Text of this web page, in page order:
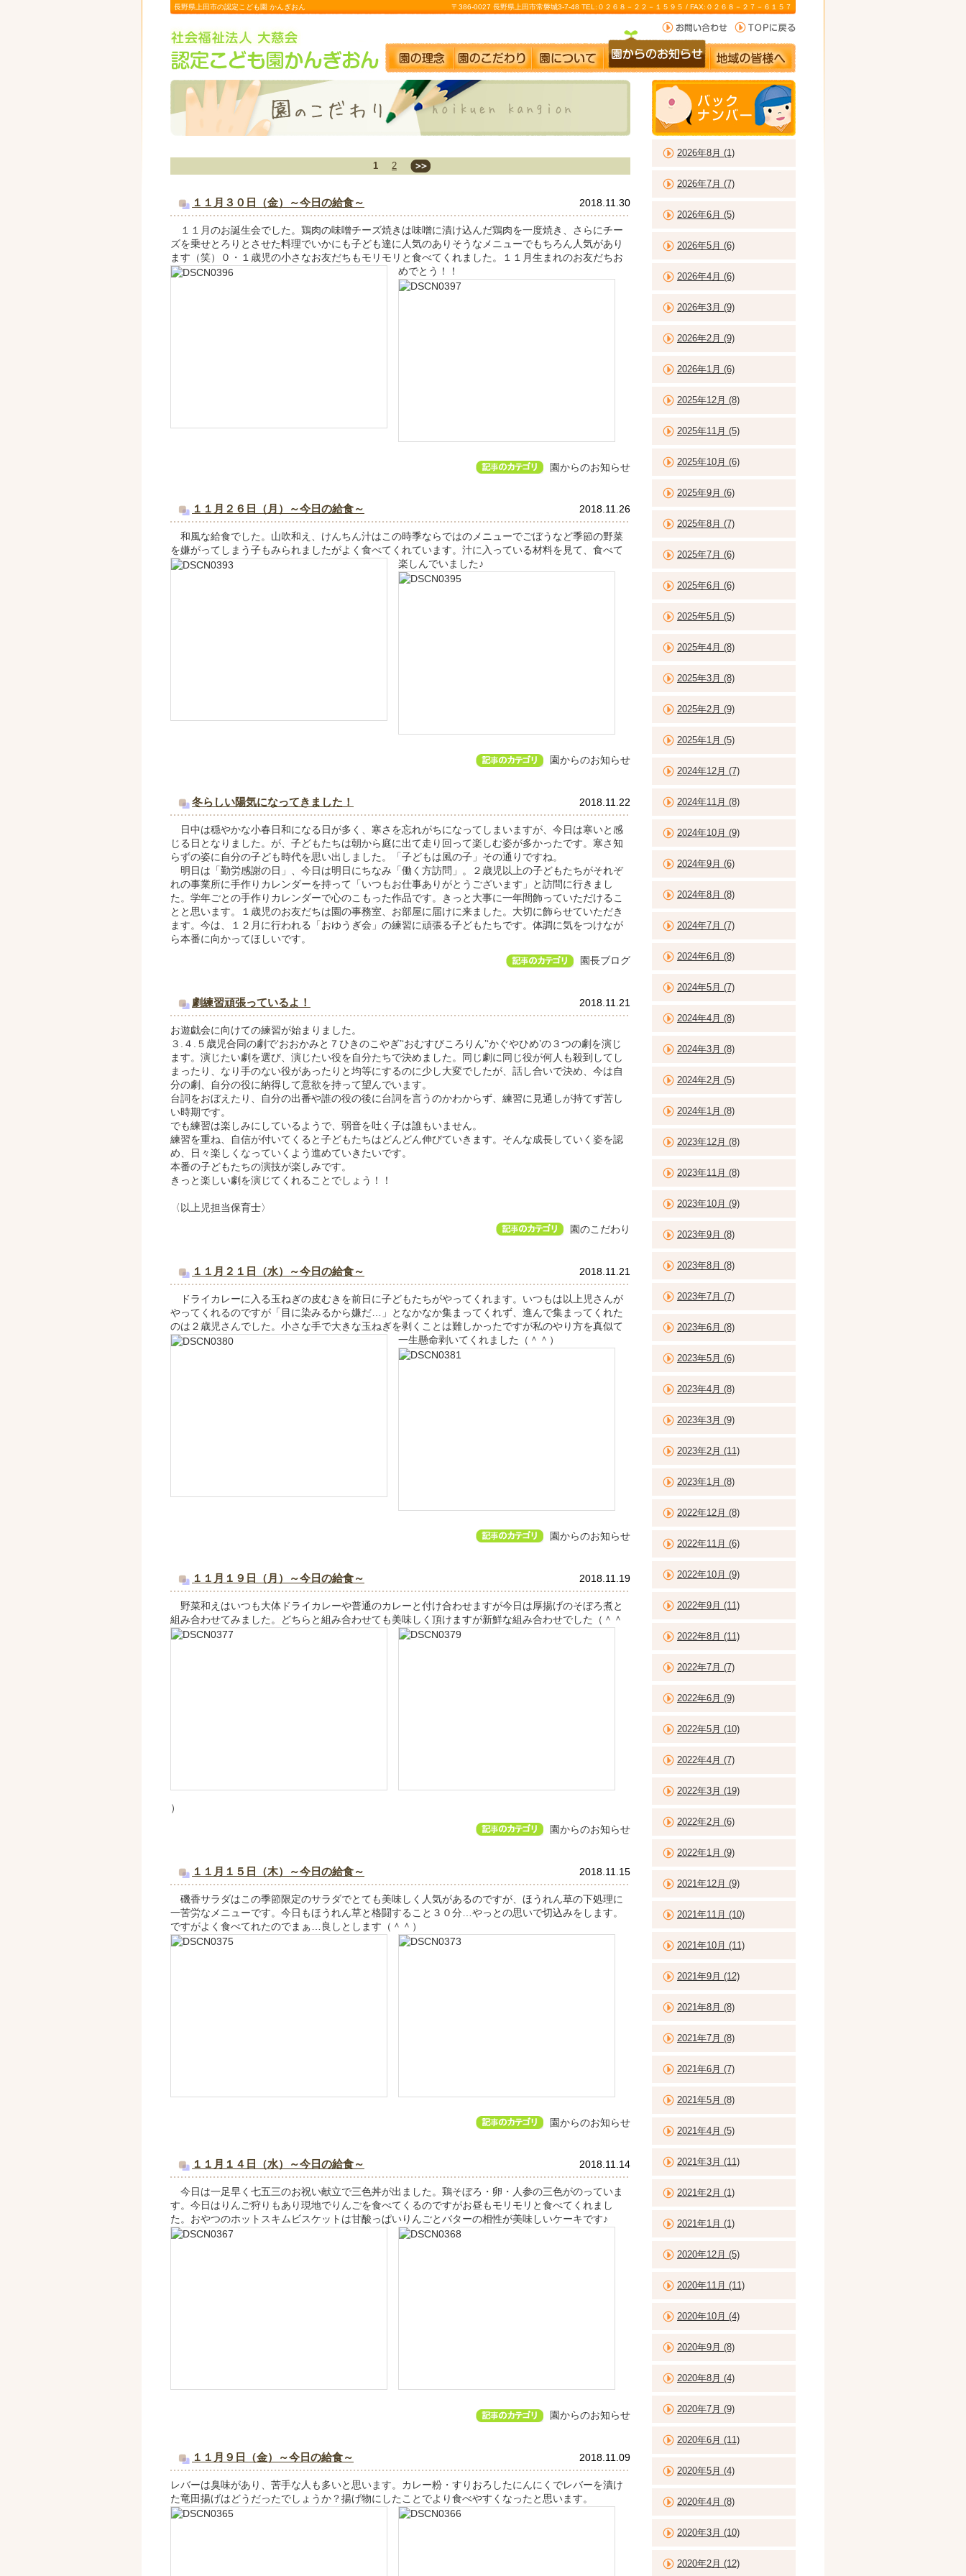
長野県上田市の認定こども園 かんぎおん 〒386-0027 長野県上田市常磐城3-7-48 TEL:０２６８－２２－１５９５ / FAX:０２６８－２７－６１５７
1 2
１１月３０日（金）～今日の給食～ 2018.11.30
１１月のお誕生会でした。鶏肉の味噌チーズ焼きは味噌に漬け込んだ鶏肉を一度焼き、さらにチー
ズを乗せとろりとさせた料理でいかにも子ども達に人気のありそうなメニューでもちろん人気があり
ます（笑）０・１歳児の小さなお友だちもモリモリと食べてくれました。１１月生まれのお友だちお
めでとう！！
園からのお知らせ
１１月２６日（月）～今日の給食～ 2018.11.26
和風な給食でした。山吹和え、けんちん汁はこの時季ならではのメニューでごぼうなど季節の野菜
を嫌がってしまう子もみられましたがよく食べてくれています。汁に入っている材料を見て、食べて
楽しんでいました♪
園からのお知らせ
冬らしい陽気になってきました！ 2018.11.22
日中は穏やかな小春日和になる日が多く、寒さを忘れがちになってしまいますが、今日は寒いと感
じる日となりました。が、子どもたちは朝から庭に出て走り回って楽しむ姿が多かったです。寒さ知
らずの姿に自分の子ども時代を思い出しました。「子どもは風の子」その通りですね。
明日は「勤労感謝の日」、今日は明日にちなみ「働く方訪問」。２歳児以上の子どもたちがそれぞ
れの事業所に手作りカレンダーを持って「いつもお仕事ありがとうございます」と訪問に行きまし
た。学年ごとの手作りカレンダーで心のこもった作品です。きっと大事に一年間飾っていただけるこ
とと思います。１歳児のお友だちは園の事務室、お部屋に届けに来ました。大切に飾らせていただき
ます。今は、１２月に行われる「おゆうぎ会」の練習に頑張る子どもたちです。体調に気をつけなが
ら本番に向かってほしいです。
園長ブログ
劇練習頑張っているよ！ 2018.11.21
お遊戯会に向けての練習が始まりました。
３.４.５歳児合同の劇で‘おおかみと７ひきのこやぎ’‘おむすびころりん’‘かぐやひめ’の３つの劇を演じ
ます。演じたい劇を選び、演じたい役を自分たちで決めました。同じ劇に同じ役が何人も殺到してし
まったり、なり手のない役があったりと均等にするのに少し大変でしたが、話し合いで決め、今は自
分の劇、自分の役に納得して意欲を持って望んでいます。
台詞をおぼえたり、自分の出番や誰の役の後に台詞を言うのかわからず、練習に見通しが持てず苦し
い時期です。
でも練習は楽しみにしているようで、弱音を吐く子は誰もいません。
練習を重ね、自信が付いてくると子どもたちはどんどん伸びていきます。そんな成長していく姿を認
め、日々楽しくなっていくよう進めていきたいです。
本番の子どもたちの演技が楽しみです。
きっと楽しい劇を演じてくれることでしょう！！
〈以上児担当保育士〉
園のこだわり
１１月２１日（水）～今日の給食～ 2018.11.21
ドライカレーに入る玉ねぎの皮むきを前日に子どもたちがやってくれます。いつもは以上児さんが
やってくれるのですが「目に染みるから嫌だ…」となかなか集まってくれず、進んで集まってくれた
のは２歳児さんでした。小さな手で大きな玉ねぎを剥くことは難しかったですが私のやり方を真似て
一生懸命剥いてくれました（＾＾ ）
園からのお知らせ
１１月１９日（月）～今日の給食～ 2018.11.19
野菜和えはいつも大体ドライカレーや普通のカレーと付け合わせますが今日は厚揚げのそぼろ煮と
組み合わせてみました。どちらと組み合わせても美味しく頂けますが新鮮な組み合わせでした（＾＾
）
園からのお知らせ
１１月１５日（木）～今日の給食～ 2018.11.15
磯香サラダはこの季節限定のサラダでとても美味しく人気があるのですが、ほうれん草の下処理に
一苦労なメニューです。今日もほうれん草と格闘すること３０分…やっとの思いで切込みをします。
ですがよく食べてれたのでまぁ…良しとします（＾＾ ）
園からのお知らせ
１１月１４日（水）～今日の給食～ 2018.11.14
今日は一足早く七五三のお祝い献立で三色丼が出ました。鶏そぼろ・卵・人参の三色がのっていま
す。今日はりんご狩りもあり現地でりんごを食べてくるのですがお昼もモリモリと食べてくれまし
た。おやつのホットスキムビスケットは甘酸っぱいりんごとバターの相性が美味しいケーキです♪
園からのお知らせ
１１月９日（金）～今日の給食～ 2018.11.09
レバーは臭味があり、苦手な人も多いと思います。カレー粉・すりおろしたにんにくでレバーを漬け
た竜田揚げはどうだったでしょうか？揚げ物にしたことでより食べやすくなったと思います。
2026年8月 (1)
2026年7月 (7)
2026年6月 (5)
2026年5月 (6)
2026年4月 (6)
2026年3月 (9)
2026年2月 (9)
2026年1月 (6)
2025年12月 (8)
2025年11月 (5)
2025年10月 (6)
2025年9月 (6)
2025年8月 (7)
2025年7月 (6)
2025年6月 (6)
2025年5月 (5)
2025年4月 (8)
2025年3月 (8)
2025年2月 (9)
2025年1月 (5)
2024年12月 (7)
2024年11月 (8)
2024年10月 (9)
2024年9月 (6)
2024年8月 (8)
2024年7月 (7)
2024年6月 (8)
2024年5月 (7)
2024年4月 (8)
2024年3月 (8)
2024年2月 (5)
2024年1月 (8)
2023年12月 (8)
2023年11月 (8)
2023年10月 (9)
2023年9月 (8)
2023年8月 (8)
2023年7月 (7)
2023年6月 (8)
2023年5月 (6)
2023年4月 (8)
2023年3月 (9)
2023年2月 (11)
2023年1月 (8)
2022年12月 (8)
2022年11月 (6)
2022年10月 (9)
2022年9月 (11)
2022年8月 (11)
2022年7月 (7)
2022年6月 (9)
2022年5月 (10)
2022年4月 (7)
2022年3月 (19)
2022年2月 (6)
2022年1月 (9)
2021年12月 (9)
2021年11月 (10)
2021年10月 (11)
2021年9月 (12)
2021年8月 (8)
2021年7月 (8)
2021年6月 (7)
2021年5月 (8)
2021年4月 (5)
2021年3月 (11)
2021年2月 (1)
2021年1月 (1)
2020年12月 (5)
2020年11月 (11)
2020年10月 (4)
2020年9月 (8)
2020年8月 (4)
2020年7月 (9)
2020年6月 (11)
2020年5月 (4)
2020年4月 (8)
2020年3月 (10)
2020年2月 (12)